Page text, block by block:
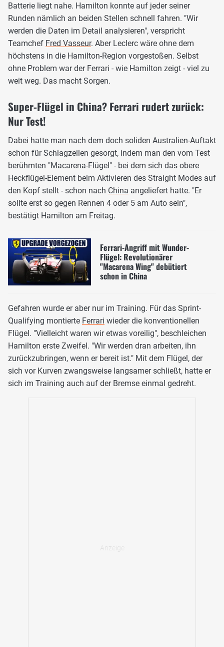
Batterie liegt nahe. Hamilton konnte auf jeder seiner
Runden nämlich an beiden Stellen schnell fahren. "Wir
werden die Daten im Detail analysieren", verspricht
Teamchef Fred Vasseur. Aber Leclerc wäre ohne dem
höchstens in die Hamilton-Region vorgestoßen. Selbst
ohne Problem war der Ferrari - wie Hamilton zeigt - viel zu
weit weg. Das macht Sorgen.
Super-Flügel in China? Ferrari rudert zurück:
Nur Test!
Dabei hatte man nach dem doch soliden Australien-Auftakt
schon für Schlagzeilen gesorgt, indem man den vom Test
berühmten "Macarena-Flügel" - bei dem sich das obere
Heckflügel-Element beim Aktivieren des Straight Modes auf
den Kopf stellt - schon nach China angeliefert hatte. "Er
sollte erst so gegen Rennen 4 oder 5 am Auto sein",
bestätigt Hamilton am Freitag.
Ferrari-Angriff mit Wunder-
Flügel: Revolutionärer
"Macarena Wing" debütiert
schon in China
Gefahren wurde er aber nur im Training. Für das Sprint-
Qualifying montierte Ferrari wieder die konventionellen
Flügel. "Vielleicht waren wir etwas voreilig", beschleichen
Hamilton erste Zweifel. "Wir werden dran arbeiten, ihn
zurückzubringen, wenn er bereit ist." Mit dem Flügel, der
sich vor Kurven zwangsweise langsamer schließt, hatte er
sich im Training auch auf der Bremse einmal gedreht.